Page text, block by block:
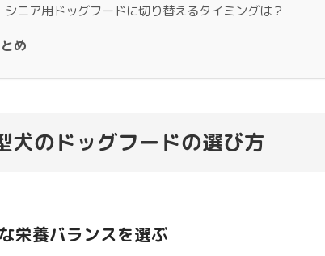
シニア用ドッグフードに切り替えるタイミングは？
め
犬のドッグフードの選び方
栄養バランスを選ぶ